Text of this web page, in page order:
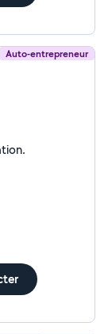
Auto-entrepreneur
présentation.